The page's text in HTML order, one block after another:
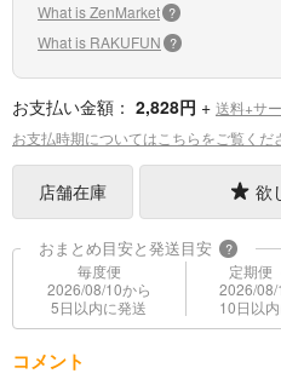
What is ZenMarket ?
What is RAKUFUN ?
お支払い金額： 2,828円 + 送料+サ
お支払時期についてはこちらをご覧くだ
店舗在庫 欲
おまとめ目安と発送目安 ?
毎度便
2026/08/10から
5日以内に発送
定期便
2026/08/
10日以
コメント